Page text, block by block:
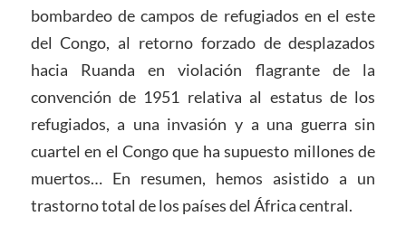
bombardeo de campos de refugiados en el este
del Congo, al retorno forzado de desplazados
hacia Ruanda en violación flagrante de la
convención de 1951 relativa al estatus de los
refugiados, a una invasión y a una guerra sin
cuartel en el Congo que ha supuesto millones de
muertos… En resumen, hemos asistido a un
trastorno total de los países del África central.